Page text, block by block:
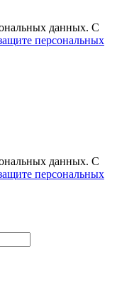
данных. С
персональных
данных. С
персональных